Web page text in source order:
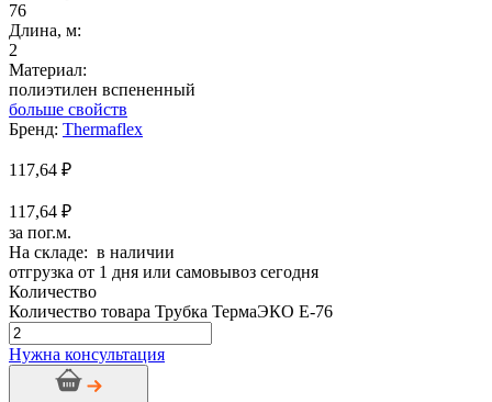
76
Длина, м:
2
Материал:
полиэтилен вспененный
больше свойств
Бренд: Thermaflex
117,64 ₽
117,64 ₽
за пог.м.
На складе: в наличии
отгрузка от 1 дня или самовывоз сегодня
Количество
Количество товара Трубка ТермаЭКО Е-76
Нужна консультация